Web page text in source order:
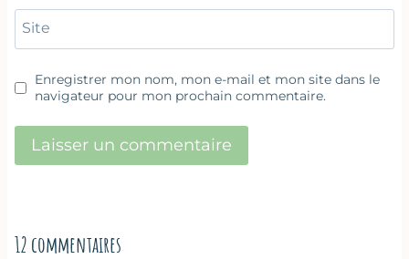
Site
Enregistrer mon nom, mon e-mail et mon site dans le
navigateur pour mon prochain commentaire.
12 commentaires